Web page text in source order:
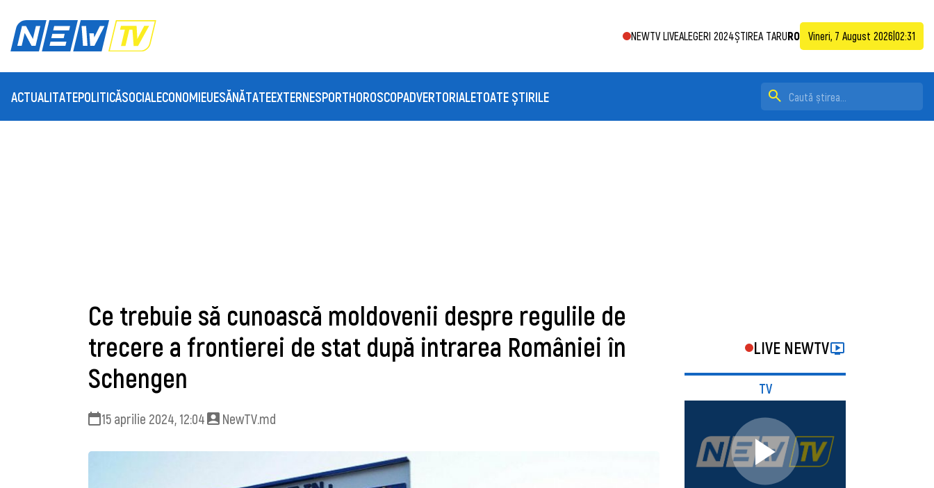
NEWTV LIVEALEGERI 2024ȘTIREA TARURO Vineri, 7 August 2026 02:31
ACTUALITATEPOLITICĂSOCIAL ECONOMIEUESĂNĂTATEEXTERNESPORTHOROSCOPADVERTORIALETOATE ȘTIRILE
Ce trebuie să cunoască moldovenii despre regulile de
trecere a frontierei de stat după intrarea României în
Schengen
15 aprilie 2024, 12:04 NewTV.md
LIVE NEWTV
TV